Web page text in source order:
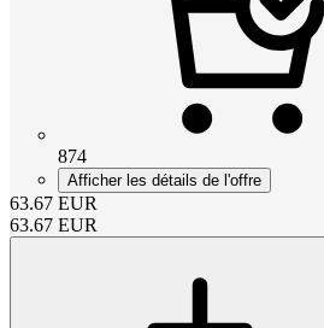
874
Afficher les détails de l'offre
63.67 EUR
63.67 EUR